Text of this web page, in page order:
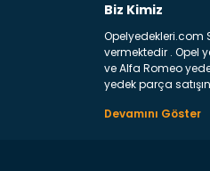
Biz Kimiz
Opelyedekleri.com
vermektedir . Opel
ve Alfa Romeo
yedek parça
belirttiğimiz
üretilmiş disk ile